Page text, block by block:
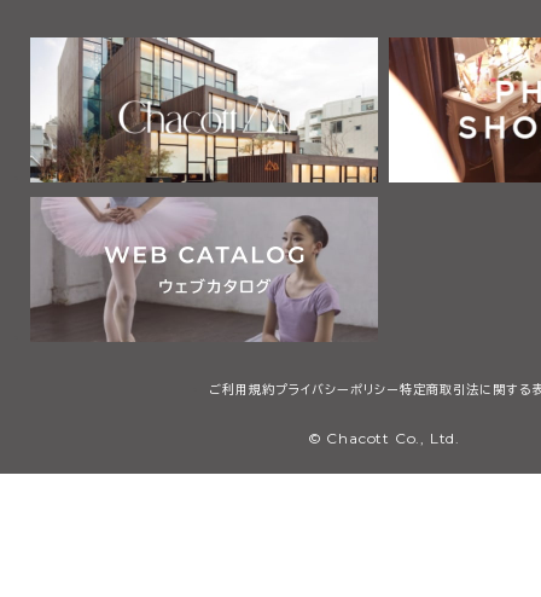
ご利用規約プライバシーポリシー 特定商取引法に関する
© Chacott Co., Ltd.